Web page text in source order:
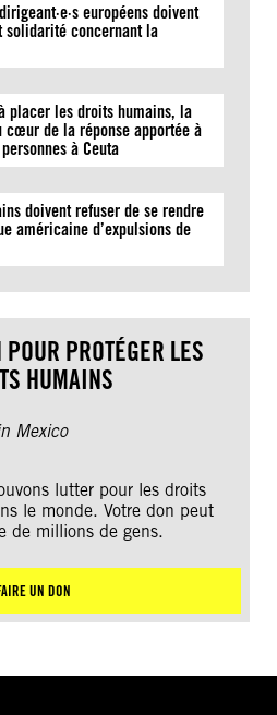
européens doivent
solidarité concernant la
placer les droits humains, la
cœur de la réponse apportée à
à Ceuta
doivent refuser de se rendre
américaine d’expulsions de
PROTÉGER LES
HUMAINS
lutter pour les droits
le monde. Votre don peut
de millions de gens.
UN DON